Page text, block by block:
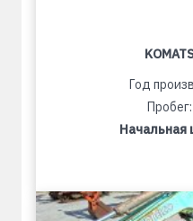
Год
Начальная